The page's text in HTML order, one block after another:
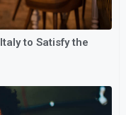
to Satisfy the